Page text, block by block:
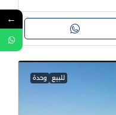
للبيع وحدة
←